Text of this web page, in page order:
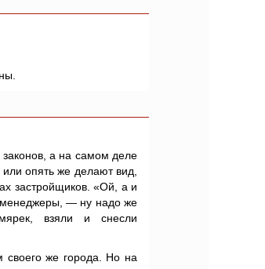
а на самом деле
опять же делают вид,
застройщиков. «Ой, а и
— ну надо же
взяли и снесли
своего же города. Но на